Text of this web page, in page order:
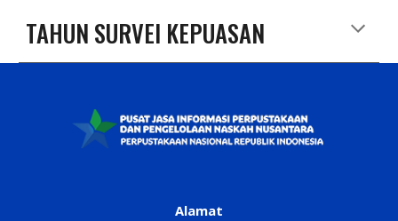
TAHUN SURVEI KEPUASAN
Alamat